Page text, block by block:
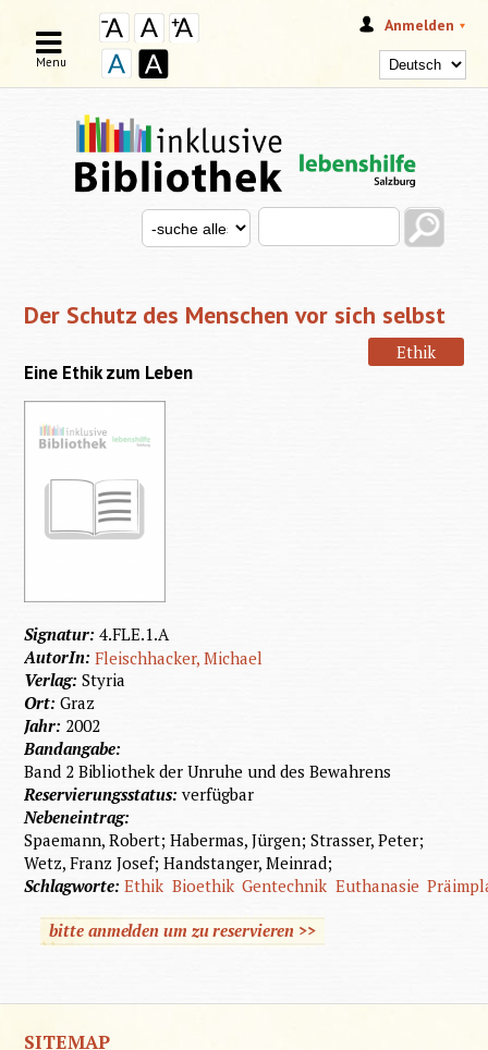
Anmelden
SUCHFORMULAR
Search this site
Search for
Menu
Der Schutz des Menschen vor sich selbst
Ethik
Eine Ethik zum Leben
Signatur:4.FLE.1.A
AutorIn:Fleischhacker, Michael
Verlag:Styria
Ort:Graz
Jahr: 2002
Bandangabe:
Band 2 Bibliothek der Unruhe und des Bewahrens
Reservierungsstatus:verfügbar
Nebeneintrag:
Spaemann, Robert; Habermas, Jürgen; Strasser, Peter;
Wetz, Franz Josef; Handstanger, Meinrad;
Schlagworte:Ethik Bioethik Gentechnik Euthanasie
bitte anmelden um zu reservieren >>
SITEMAP